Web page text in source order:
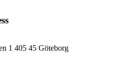
1 405 45 Göteborg